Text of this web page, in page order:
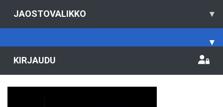
JAOSTOVALIKKO ▾
▾
KIRJAUDU